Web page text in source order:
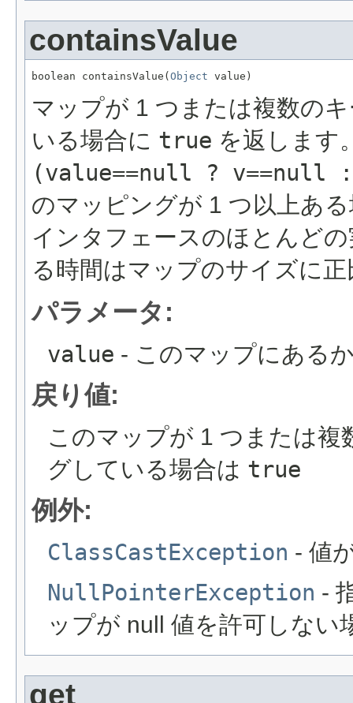
containsValue
boolean containsValue( Object value)
マップが 1 つまたは複数の
いる場合に true を返します
(value==null ? v==null
のマッピングが 1 つ以上あ
インタフェースのほとんど
る時間はマップのサイズに
パラメータ:
value - このマップにある
戻り値:
このマップが 1 つまたは
グしている場合は true
例外:
ClassCastException - 値
NullPointerException -
ップが null 値を許可しない
get